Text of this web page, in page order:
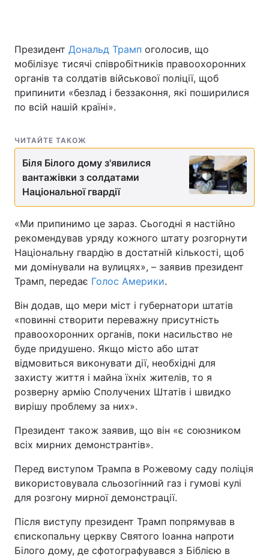
Президент Дональд Трамп оголосив, що
мобілізує тисячі співробітників правоохоронних
органів та солдатів військової поліції, щоб
припинити «безлад і беззаконня, які поширилися
по всій нашій країні».
ЧИТАЙТЕ ТАКОЖ
Біля Білого дому з'явилися
вантажівки з солдатами
Національної гвардії
«Ми припинимо це зараз. Сьогодні я настійно
рекомендував уряду кожного штату розгорнути
Національну гвардію в достатній кількості, щоб
ми домінували на вулицях», – заявив президент
Трамп, передає Голос Америки.
Він додав, що мери міст і губернатори штатів
«повинні створити переважну присутність
правоохоронних органів, поки насильство не
буде придушено. Якщо місто або штат
відмовиться виконувати дії, необхідні для
захисту життя і майна їхніх жителів, то я
розверну армію Сполучених Штатів і швидко
вирішу проблему за них».
Президент також заявив, що він «є союзником
всіх мирних демонстрантів».
Перед виступом Трампа в Рожевому саду поліція
використовувала сльозогінний газ і гумові кулі
для розгону мирної демонстрації.
Після виступу президент Трамп попрямував в
єпископальну церкву Святого Іоанна напроти
Білого дому, де сфотографувався з Біблією в